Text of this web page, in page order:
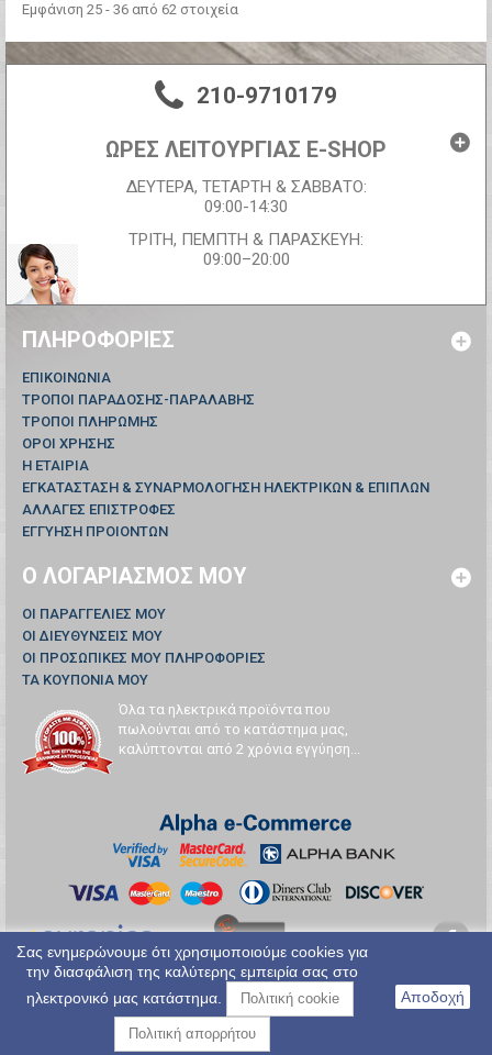
Εμφάνιση 25 - 36 από 62 στοιχεία
210-9710179
ΩΡΕΣ ΛΕΙΤΟΥΡΓΙΑΣ E-SHOP
ΔΕΥΤΕΡΑ, ΤΕΤΑΡΤΗ & ΣΑΒΒΑΤΟ:
09:00-14:30
ΤΡΙΤΗ, ΠΕΜΠΤΗ & ΠΑΡΑΣΚΕΥΗ:
09:00–20:00
ΠΛΗΡΟΦΟΡΊΕΣ
ΕΠΙΚΟΙΝΩΝΊΑ
ΤΡΟΠΟΙ ΠΑΡΑΔΟΣΗΣ-ΠΑΡΑΛΑΒΗΣ
ΤΡΟΠΟΙ ΠΛΗΡΩΜΗΣ
ΟΡΟΙ ΧΡΗΣΗΣ
Η ΕΤΑΙΡΙΑ
ΕΓΚΑΤΑΣΤΑΣΗ & ΣΥΝΑΡΜΟΛΟΓΗΣΗ ΗΛΕΚΤΡΙΚΩΝ & ΕΠΙΠΛΩΝ
ΑΛΛΑΓΕΣ ΕΠΙΣΤΡΟΦΕΣ
ΕΓΓΥΗΣΗ ΠΡΟΙΟΝΤΩΝ
Ο ΛΟΓΑΡΙΑΣΜΌΣ ΜΟΥ
ΟΙ ΠΑΡΑΓΓΕΛΊΕΣ ΜΟΥ
ΟΙ ΔΙΕΥΘΎΝΣΕΙΣ ΜΟΥ
ΟΙ ΠΡΟΣΩΠΙΚΈΣ ΜΟΥ ΠΛΗΡΟΦΟΡΊΕΣ
ΤΑ ΚΟΥΠΌΝΙΑ ΜΟΥ
Όλα τα ηλεκτρικά προϊόντα που
πωλούνται από το κατάστημα μας,
καλύπτονται από 2 χρόνια εγγύηση...
Σας ενημερώνουμε ότι χρησιμοποιούμε cookies για
την διασφάλιση της καλύτερης εμπειρία σας στο
ηλεκτρονικό μας κατάστημα.
Πολιτική cookie
Πολιτική απορρήτου
Αποδοχή